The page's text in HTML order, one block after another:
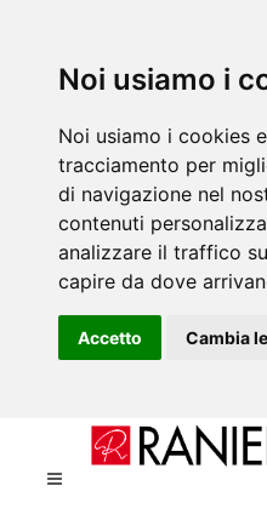
Noi usiamo i
Noi usiamo i cookies
tracciamento per
di navigazione nel
contenuti
analizzare il traffico
capire da dove
Accetto Cambia